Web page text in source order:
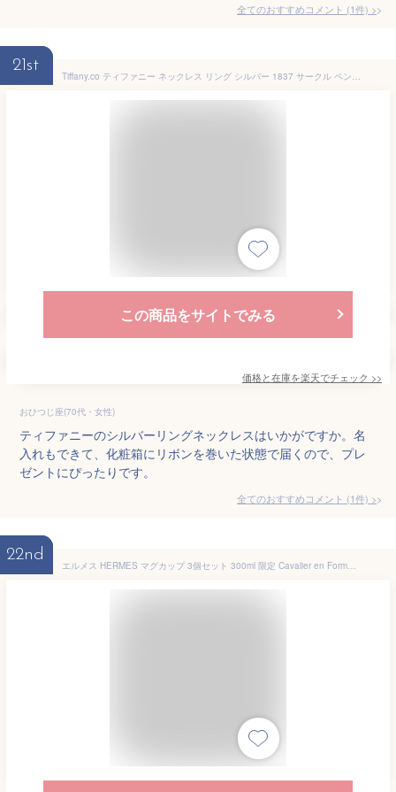
全てのおすすめコメント (1件) >
21st
Tiffany.co ティファニー ネックレス リング シルバー 1837 サークル ペンダント ミディアム 25049179
この商品をサイトでみる
価格と在庫を楽天でチェック >>
おひつじ座(70代・女性)
ティファニーのシルバーリングネックレスはいかがですか。名
入れもできて、化粧箱にリボンを巻いた状態で届くので、プレ
ゼントにぴったりです。
全てのおすすめコメント (1件) >
22nd
エルメス HERMES マグカップ 3個セット 300ml 限定 Cavalier en Formes カヴァリエ・アン・フォルム ブルー グリーン イエロー 59531P P059531P 059531P 洋食器 高級【スペシャルラッピング660円(別売り)】